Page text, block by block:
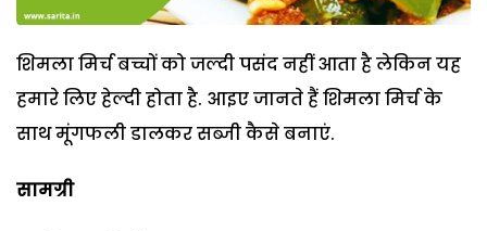
शिमला मिर्च बच्चों को जल्दी पसंद नहीं आता है लेकिन यह
हमारे लिए हेल्दी होता है. आइए जानते हैं शिमला मिर्च के
साथ मूंगफली डालकर सब्जी कैसे बनाएं.
सामग्री